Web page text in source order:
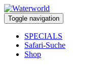
Toggle navigation
SPECIALS
Safari-Suche
Shop